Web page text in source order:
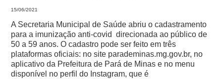
15/06/2021
A Secretaria Municipal de Saúde abriu o cadastramento
para a imunização anti-covid direcionada ao público de
50 a 59 anos.O cadastro pode ser feito em três
plataformas oficiais: no site parademinas.mg.gov.br, no
aplicativo da Prefeitura de Pará de Minas e no menu
disponível no perfil do Instagram, que é